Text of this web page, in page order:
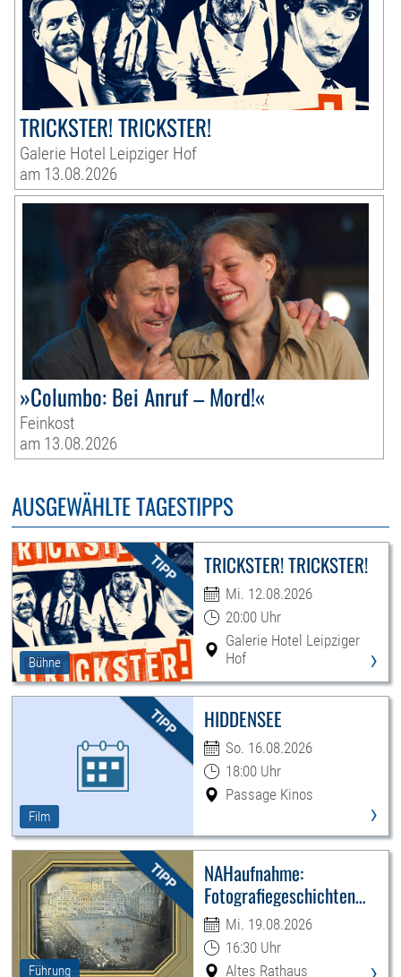
TRICKSTER! TRICKSTER!
Galerie Hotel Leipziger Hof
am 13.08.2026
»Columbo: Bei Anruf – Mord!«
Feinkost
am 13.08.2026
AUSGEWÄHLTE TAGESTIPPS
Bühne
TRICKSTER! TRICKSTER!
Mi. 12.08.2026
20:00 Uhr
Galerie Hotel Leipziger
Hof
›
Film
HIDDENSEE
So. 16.08.2026
18:00 Uhr
Passage Kinos
›
Führung
NAHaufnahme:
Fotografiegeschichten
Leipzigs
Mi. 19.08.2026
16:30 Uhr
Altes Rathaus